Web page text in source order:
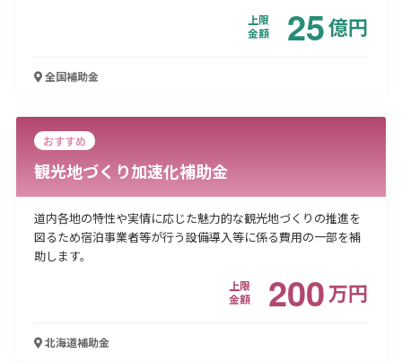
上限
金額
25億円
全国補助金
おすすめ
観光地づくり加速化補助金
道内各地の特性や実情に応じた魅力的な観光地づくりの推進を
図るため宿泊事業者等が行う設備導入等に係る費用の一部を補
助します。
上限
金額
200万円
北海道補助金